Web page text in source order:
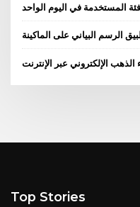
المستخدمة في اليوم الواحد
الرسم البياني على الماكينة
الإلكتروني عبر الإنترنت
Top Stories